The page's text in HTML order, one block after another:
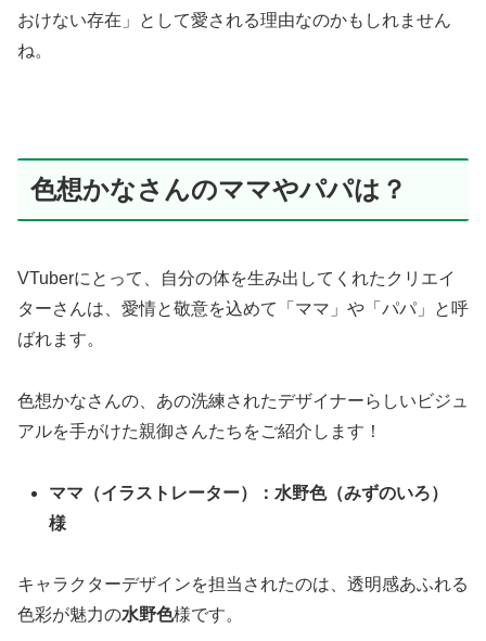
おけない存在」として愛される理由なのかもしれません
ね。
色想かなさんのママやパパは？
VTuberにとって、自分の体を生み出してくれたクリエイ
ターさんは、愛情と敬意を込めて「ママ」や「パパ」と呼
ばれます。
色想かなさんの、あの洗練されたデザイナーらしいビジュ
アルを手がけた親御さんたちをご紹介します！
ママ（イラストレーター）：水野色（みずのいろ）
様
キャラクターデザインを担当されたのは、透明感あふれる
色彩が魅力の水野色様です。